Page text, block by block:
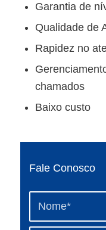
Garantia de
Qualidade de
Rapidez no
chamados
Baixo custo
Fale Conosco